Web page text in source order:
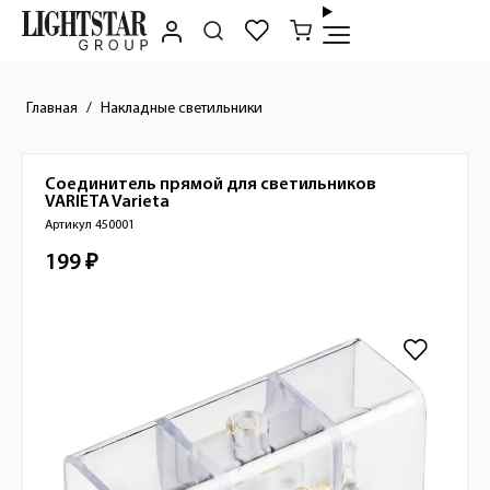
Главная Накладные светильники
Краткое описание товара
Соединитель прямой для светильников
VARIETAVarieta
Артикул 450001
Стоимость товара
199 ₽